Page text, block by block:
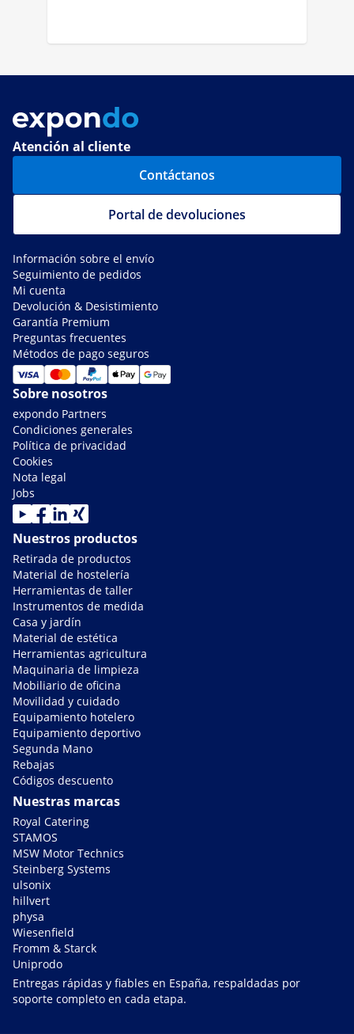
Atención al cliente
Contáctanos
Portal de devoluciones
Información sobre el envío
Seguimiento de pedidos
Mi cuenta
Devolución & Desistimiento
Garantía Premium
Preguntas frecuentes
Métodos de pago seguros
Sobre nosotros
expondo Partners
Condiciones generales
Política de privacidad
Cookies
Nota legal
Jobs
Nuestros productos
Retirada de productos
Material de hostelería
Herramientas de taller
Instrumentos de medida
Casa y jardín
Material de estética
Herramientas agricultura
Maquinaria de limpieza
Mobiliario de oficina
Movilidad y cuidado
Equipamiento hotelero
Equipamiento deportivo
Segunda Mano
Rebajas
Códigos descuento
Nuestras marcas
Royal Catering
STAMOS
MSW Motor Technics
Steinberg Systems
ulsonix
hillvert
physa
Wiesenfield
Fromm & Starck
Uniprodo
Entregas rápidas y fiables en España, respaldadas por
soporte completo en cada etapa.